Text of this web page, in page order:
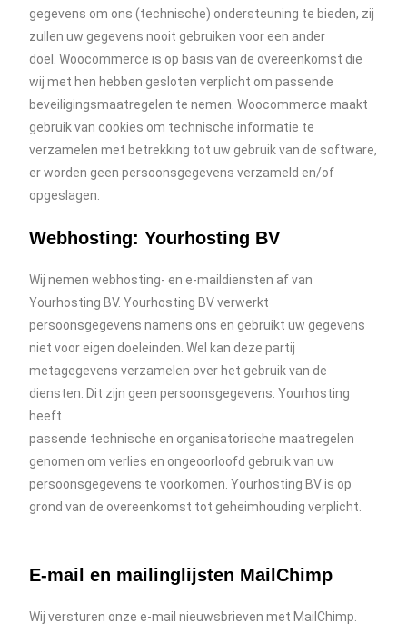
gegevens om ons (technische) ondersteuning te bieden, zij
zullen uw gegevens nooit gebruiken voor een ander
doel. Woocommerce is op basis van de overeenkomst die
wij met hen hebben gesloten verplicht om passende
beveiligingsmaatregelen te nemen. Woocommerce maakt
gebruik van cookies om technische informatie te
verzamelen met betrekking tot uw gebruik van de software,
er worden geen persoonsgegevens verzameld en/of
opgeslagen.
Webhosting: Yourhosting BV
Wij nemen webhosting- en e-maildiensten af van
Yourhosting BV. Yourhosting BV verwerkt
persoonsgegevens namens ons en gebruikt uw gegevens
niet voor eigen doeleinden. Wel kan deze partij
metagegevens verzamelen over het gebruik van de
diensten. Dit zijn geen persoonsgegevens. Yourhosting
heeft
passende technische en organisatorische maatregelen
genomen om verlies en ongeoorloofd gebruik van uw
persoonsgegevens te voorkomen. Yourhosting BV is op
grond van de overeenkomst tot geheimhouding verplicht.
E-mail en mailinglijsten MailChimp
Wij versturen onze e-mail nieuwsbrieven met MailChimp.